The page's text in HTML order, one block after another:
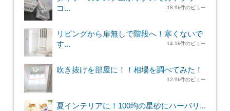
コ...
18.9k件のビュー
リビングから扉無しで階段へ！寒くないで
す...
14.1k件のビュー
吹き抜けを部屋に！！相場を調べてみた！
12.9k件のビュー
夏インテリアに！100均の星砂にハーバリ...